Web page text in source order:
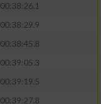
00:38:26.1
00:38:29.9
00:38:45.8
00:39:05.3
00:39:19.5
00:39:27.8